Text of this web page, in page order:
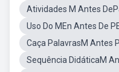
Atividades M Antes
Uso Do MEn Antes De
Caça PalavrasM Antes
Sequência DidáticaM